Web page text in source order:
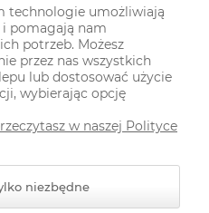
technologie umożliwiają
i pomagają nam
potrzeb. Możesz
przez nas wszystkich
lub dostosować użycie
wybierając opcję
w naszej Polityce
niezbędne